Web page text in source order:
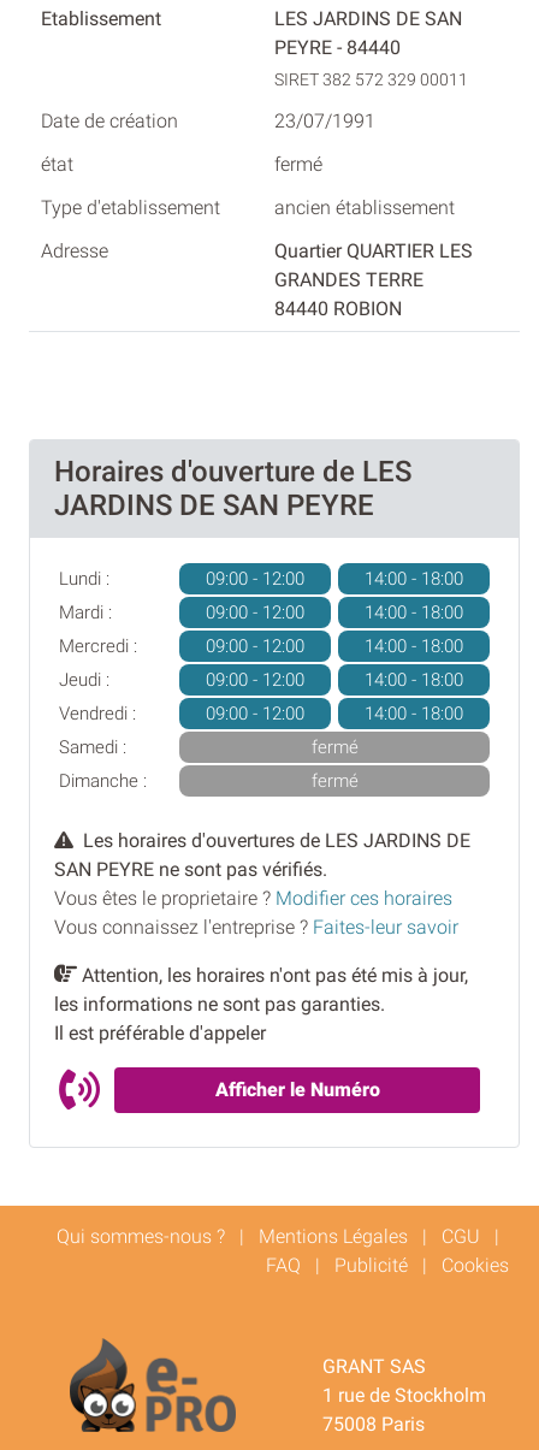
LES JARDINS DE SAN
PEYRE - 84440
SIRET 382 572 329 00011
23/07/1991
fermé
ancien établissement
Quartier QUARTIER LES
GRANDES TERRE
84440 ROBION
Horaires d'ouverture de LES
JARDINS DE SAN PEYRE
Lundi : 09:00 - 12:00
14:00 - 18:00
Mardi :
09:00 - 12:00
14:00 - 18:00
Mercredi :
09:00 - 12:00
14:00 - 18:00
Jeudi :
09:00 - 12:00
14:00 - 18:00
Vendredi :
09:00 - 12:00
14:00 - 18:00
Samedi :
fermé
Dimanche :
fermé
Les horaires d'ouvertures de LES JARDINS DE
SAN PEYRE ne sont pas vérifiés.
Vous êtes le proprietaire ? Modifier ces horaires
Vous connaissez l'entreprise ? Faites-leur savoir
Attention, les horaires n'ont pas été mis à jour,
les informations ne sont pas garanties.
Il est préférable d'appeler
Afficher le Numéro
Qui sommes-nous ? | Mentions Légales | CGU |
FAQ | Publicité | Cookies
GRANT SAS
1 rue de Stockholm
75008 Paris